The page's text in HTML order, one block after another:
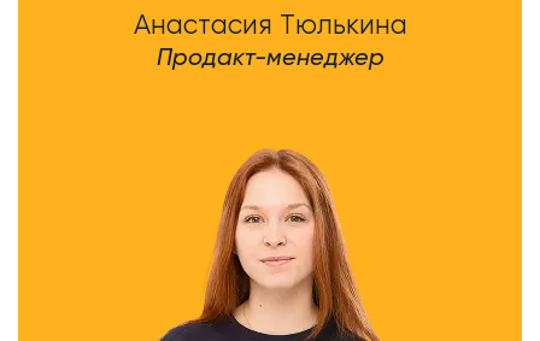
Анастасия Тюлькина
Продакт-менеджер